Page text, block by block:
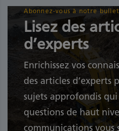
Abonnez-vous à notre
Lisez des
d’experts
Enrichissez vos
des articles d’experts
sujets approfondis
questions de haut
communications vous